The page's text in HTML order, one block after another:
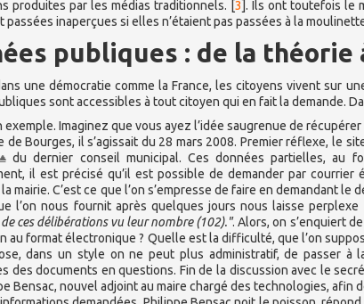
produites par les médias traditionnels. [3]. Ils ont toutefois le
passées inaperçues si elles n’étaient pas passées à la
publiques : de la théorie
une démocratie comme la France, les citoyens vivent sur
sont accessibles à tout citoyen qui en fait la demande.
exemple. Imaginez que vous ayez l’idée saugrenue de
de Bourges, il s’agissait du 28 mars 2008. Premier réflexe, le
du dernier conseil municipal. Ces données partielles, au
il est précisé qu’il est possible de demander par
mairie. C’est ce que l’on s’empresse de faire en demandant
l’on nous fournit après quelques jours nous laisse perplexe
de ces délibérations vu leur nombre (102).". Alors, on s’enquiert
au format électronique ? Quelle est la difficulté, que l’on
dans un style on ne peut plus administratif, de passer à
des documents en questions. Fin de la discussion avec le
Bensac, nouvel adjoint au maire chargé des technologies,